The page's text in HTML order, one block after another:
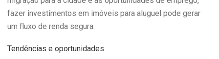
fazer investimentos em imóveis para aluguel pode gerar
um fluxo de renda segura.
Tendências e oportunidades